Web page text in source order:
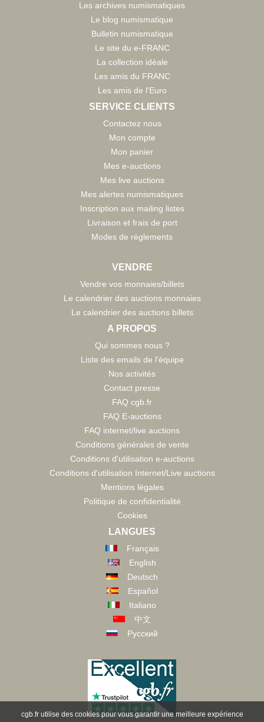
Les archives numismatiques
Le blog numismatique
Bulletin numismatique
Le site du e-FRANC
La collection idéale
Les amis du FRANC
Les amis de l'Euro
SERVICE CLIENTS
Contactez nous
Mon compte
Mon panier
Mes e-auctions
Mes live auctions
Mes alertes numismatiques
Inscription aux mailing listes
Livraison et frais de port
Modes de règlements
VENDRE
Vendre vos monnaies/billets
Le calendrier des auctions monnaies
Le calendrier des auctions billets
A PROPOS
Qui sommes nous ?
Liste des emails de l'équipe
Nos activités
Contact presse
FAQ cgb.fr
FAQ E-auctions
FAQ internet/live auctions
Conditions générales de vente
Conditions d'utilisation e-auctions
Conditions d'utilisation Internet/Live auctions
Mentions légales
Politique de confidentialité
Cookies
LANGUES
Français
English
Deutsch
Español
Italiano
中文
Русский
cgb.fr utilise des cookies pour vous garantir une meilleure expérience